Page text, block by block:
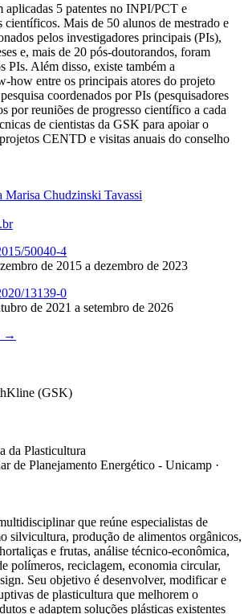
aplicadas 5 patentes no INPI/PCT e
científicos. Mais de 50 alunos de mestrado e
pelos investigadores principais (PIs),
e, mais de 20 pós-doutorandos, foram
PIs. Além disso, existe também a
how entre os principais atores do projeto
coordenados por PIs (pesquisadores
por reuniões de progresso científico a cada
de cientistas da GSK para apoiar o
CENTD e visitas anuais do conselho
Marisa Chudzinski Tavassi
50040-4
de 2015 a dezembro de 2023
13139-0
de 2021 a setembro de 2026
→
(GSK)
da Plasticultura
de Planejamento Energético - Unicamp ·
que reúne especialistas de
silvicultura, produção de alimentos orgânicos,
e frutas, análise técnico-econômica,
polímeros, reciclagem, economia circular,
Seu objetivo é desenvolver, modificar e
de plasticultura que melhorem o
e adaptem soluções plásticas existentes